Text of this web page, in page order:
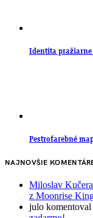
Identita pražiarne
Pestrofarebné
NAJNOVŠIE
Miloslav
z Moonrise
julo komentoval